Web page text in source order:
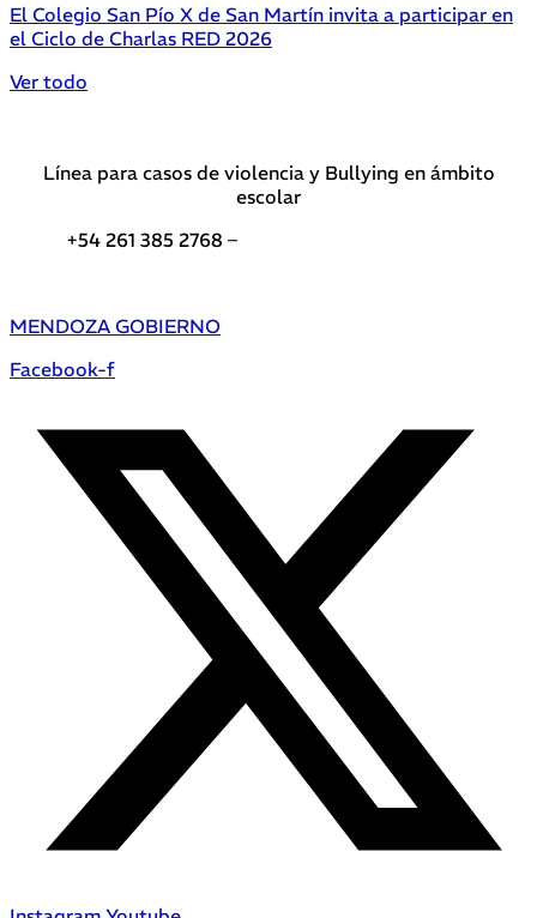
El Colegio San Pío X de San Martín invita a participar en
el Ciclo de Charlas RED 2026
Ver todo
Línea para casos de violencia y Bullying en ámbito
escolar
+54 261 385 2768 –
MENDOZA GOBIERNO
Facebook-f